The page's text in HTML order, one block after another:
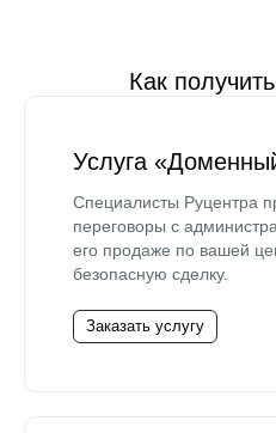
Как
Услуга
Специалисты Руцентра
переговоры с
его продаже по вашей
безопасную сделку.
Заказать услугу